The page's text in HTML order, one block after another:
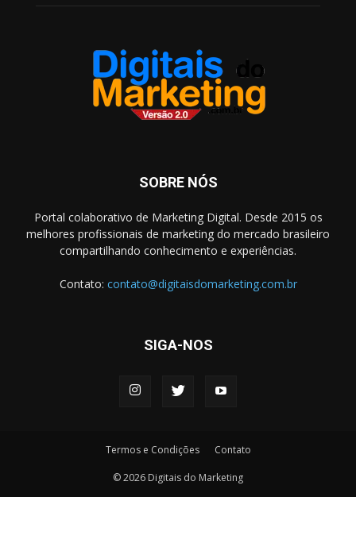
SOBRE NÓS
Portal colaborativo de Marketing Digital. Desde 2015 os
melhores profissionais de marketing do mercado brasileiro
compartilhando conhecimento e experiências.
Contato: contato@digitaisdomarketing.com.br
SIGA-NOS
Termos e Condições Contato
© 2026 Digitais do Marketing